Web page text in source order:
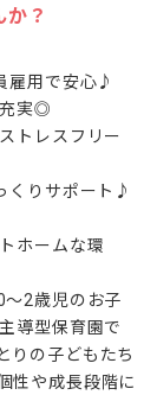
？
雇用で安心♪
充実◎
トレスフリー
くりサポート♪
ホームな環
～2歳児のお子
導型保育園で
りの子どもたち
性や成長段階に